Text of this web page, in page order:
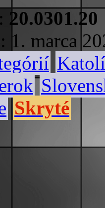
20.0301.20
1. marca
Skryté